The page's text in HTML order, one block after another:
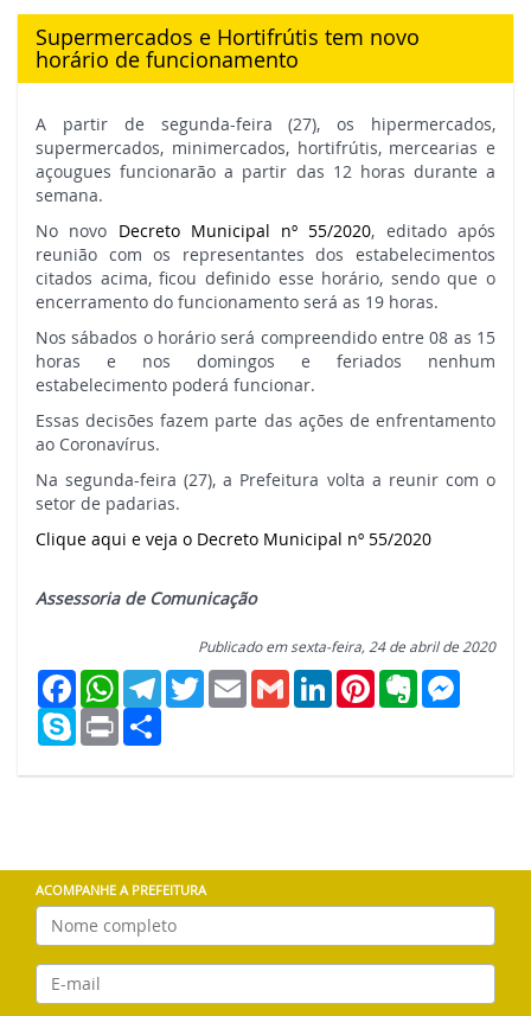
-
ES
Link
para
página
inicial
Supermercados e Hortifrútis tem novo
horário de funcionamento
A partir de segunda-feira (27), os hipermercados,
supermercados, minimercados, hortifrútis, mercearias e
açougues funcionarão a partir das 12 horas durante a
semana.
No novo Decreto Municipal nº 55/2020, editado após
reunião com os representantes dos estabelecimentos
citados acima, ficou definido esse horário, sendo que o
encerramento do funcionamento será as 19 horas.
Nos sábados o horário será compreendido entre 08 as 15
horas e nos domingos e feriados nenhum
estabelecimento poderá funcionar.
Essas decisões fazem parte das ações de enfrentamento
ao Coronavírus.
Na segunda-feira (27), a Prefeitura volta a reunir com o
setor de padarias.
Clique aqui e veja o Decreto Municipal nº 55/2020
Assessoria de Comunicação
Publicado em sexta-feira, 24 de abril de 2020
FacebookWhatsAppTelegramTwitterEmail Gmail LinkedInPinterestEvernote
Skype Print
ACOMPANHE A PREFEITURA